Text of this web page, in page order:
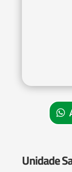
Unidade